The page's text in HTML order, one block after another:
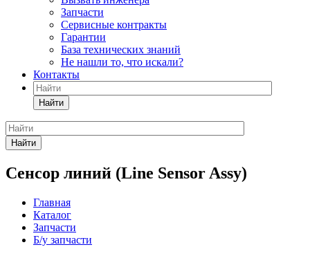
Запчасти
Сервисные контракты
Гарантии
База технических знаний
Не нашли то, что искали?
Контакты
Найти
Найти
Сенсор линий (Line Sensor Assy)
Главная
Каталог
Запчасти
Б/у запчасти